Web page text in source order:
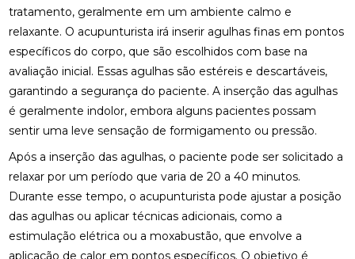
tratamento, geralmente em um ambiente calmo e
relaxante. O acupunturista irá inserir agulhas finas em pontos
específicos do corpo, que são escolhidos com base na
avaliação inicial. Essas agulhas são estéreis e descartáveis,
garantindo a segurança do paciente. A inserção das agulhas
é geralmente indolor, embora alguns pacientes possam
sentir uma leve sensação de formigamento ou pressão.
Após a inserção das agulhas, o paciente pode ser solicitado a
relaxar por um período que varia de 20 a 40 minutos.
Durante esse tempo, o acupunturista pode ajustar a posição
das agulhas ou aplicar técnicas adicionais, como a
estimulação elétrica ou a moxabustão, que envolve a
aplicação de calor em pontos específicos. O objetivo é
ENCONTRE A MELHOR CLÍNICA DE QUIROPRAXIA
PERTO DE VOCÊ
ENCONTRE QUIROPRAXIA PERTO DE VOCÊ
ENCONTRE QUIROPRAXIA PERTO DE VOCÊ E
MELHORE A SAÚDE
MELHORE SUA SAÚDE
ENCONTRE QUIROPRAXIA PERTO DE VOCÊ PARA
ALÍVIO E BEM-ESTAR
ENCONTRE QUIROPRAXIA PERTO DE VOCÊ: TUDO
SOBRE O TEMA